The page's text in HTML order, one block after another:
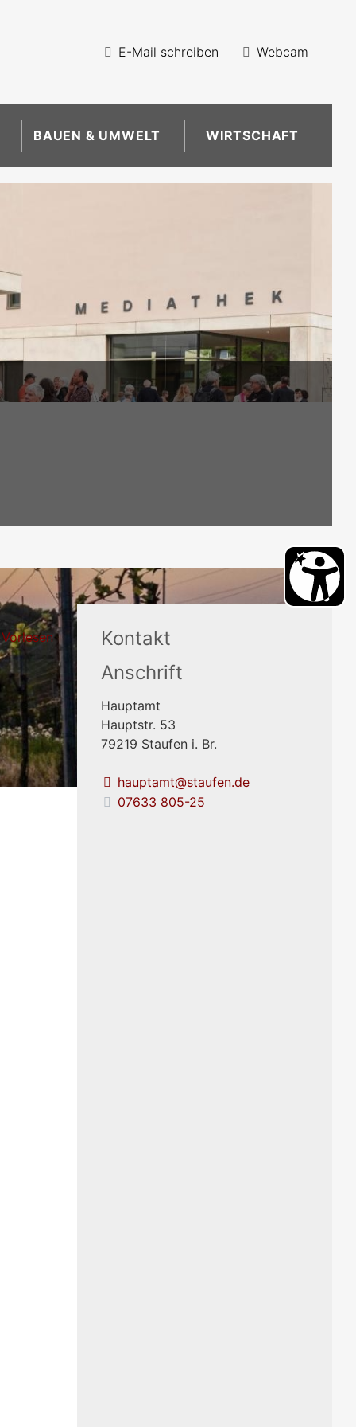
E-Mail schreiben Webcam
BAUEN & UMWELT WIRTSCHAFT
Vorlesen
Kontakt
Anschrift
Hauptamt
Hauptstr. 53
79219 Staufen i. Br.
hauptamt@staufen.de
07633 805-25